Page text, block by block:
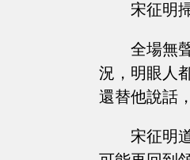
宋征明
全場無
況，明眼人
還替他說話
宋征明